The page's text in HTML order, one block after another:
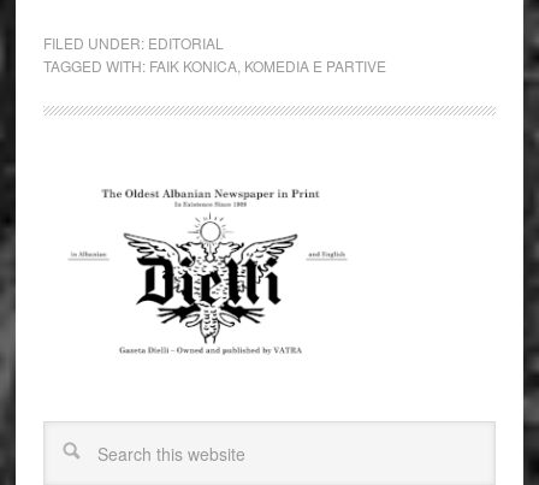
FILED UNDER: EDITORIAL
TAGGED WITH: FAIK KONICA, KOMEDIA E PARTIVE